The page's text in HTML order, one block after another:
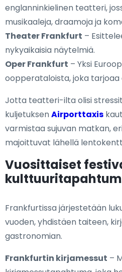
englanninkielinen teatteri,
musikaaleja, draamoja ja
Theater Frankfurt –
nykyaikaisia näytelmiä.
Oper Frankfurt – Yksi
oopperataloista, joka
Jotta teatteri-ilta olisi
kuljetuksenAirporttaxis
varmistaa sujuvan matkan,
majoittuvat lähellä
Vuosittaiset
Frankfurtissa järjestetään
vuoden, yhdistäen taiteen,
gastronomian.
Frankfurtin kirjamessut –